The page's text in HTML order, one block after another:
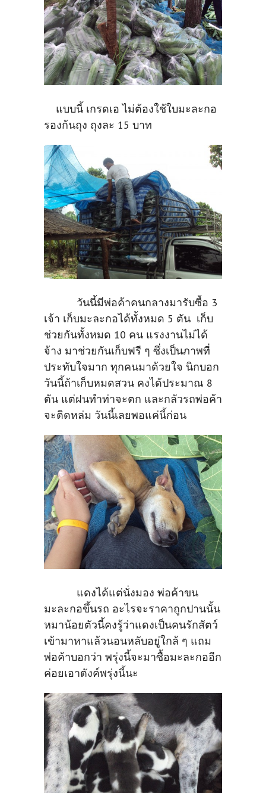
แบบนี้ เกรดเอ ไม่ต้องใช้ใบมะละกอ
รองก้นถุง ถุงละ 15 บาท
วันนี้มีพ่อค้าคนกลางมารับซื้อ 3
เจ้า เก็บมะละกอได้ทั้งหมด 5 ตัน เก็บ
ช่วยกันทั้งหมด 10 คน แรงงานไม่ได้
จ้าง มาช่วยกันเก็บฟรี ๆ ซึ่งเป็นภาพที่
ประทับใจมาก ทุกคนมาด้วยใจ นิกบอก
วันนี้ถ้าเก็บหมดสวน คงได้ประมาณ 8
ตัน แต่ฝนทำท่าจะตก และกลัวรถพ่อค้า
จะติดหล่ม วันนี้เลยพอแค่นี้ก่อน
แดงได้แต่นั่งมอง พ่อค้าขน
มะละกอขึ้นรถ อะไรจะราคาถูกปานนั้น
หมาน้อยตัวนี้คงรู้ว่าแดงเป็นคนรักสัตว์
เข้ามาหาแล้วนอนหลับอยู่ใกล้ ๆ แถม
พ่อค้าบอกว่า พรุ่งนี้จะมาซื้อมะละกออีก
ค่อยเอาตังค์พรุ่งนี้นะ